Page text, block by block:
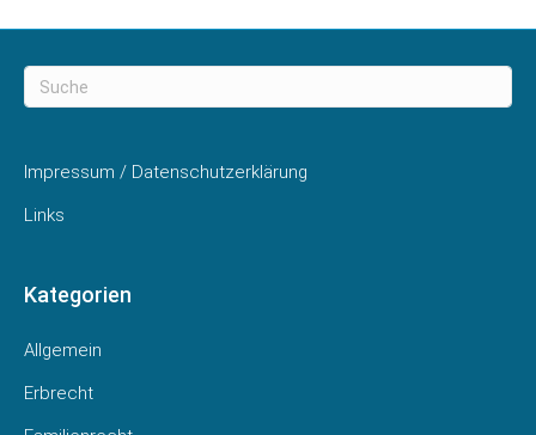
Impressum / Datenschutzerklärung
Links
Kategorien
Allgemein
Erbrecht